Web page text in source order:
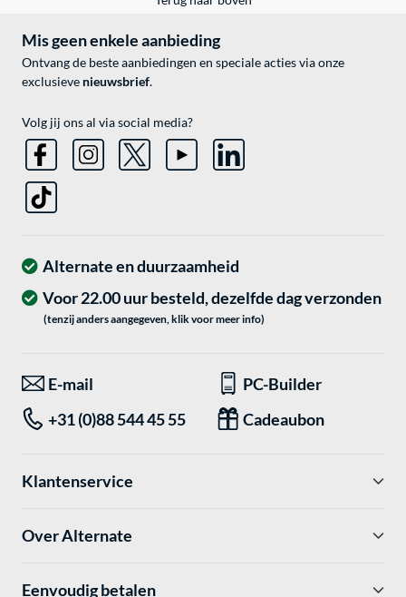
Mis geen enkele aanbieding
Ontvang de beste aanbiedingen en speciale acties via onze
exclusieve nieuwsbrief.
Volg jij ons al via social media?
Alternate en duurzaamheid
Voor 22.00 uur besteld, dezelfde dag verzonden
(tenzij anders aangegeven, klik voor meer info)
E-mail
PC-Builder
+31 (0)88 544 45 55
Cadeaubon
Klantenservice
Over Alternate
Eenvoudig betalen